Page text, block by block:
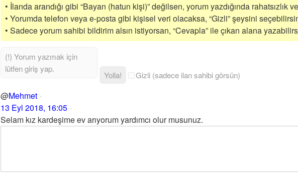
• İlanda arandığı gibi “Bayan (hatun kişi)” değilsen, yorum yazdığında rahatsızlık
• Yorumda telefon veya e-posta gibi kişisel veri olacaksa, “Gizli” şeysini
• Sadece yorum sahibi bildirim alsın istiyorsan, “Cevapla” ile çıkan alana
Yolla! Gizli (sadece ilan sahibi görsün)
@Mehmet
13 Eyl 2018, 16:05
Selam kız kardeşime ev arıyorum yardımcı olur musunuz.